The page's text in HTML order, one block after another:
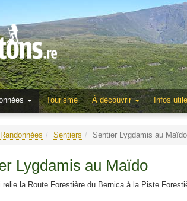
Tourisme À découvrir Infos
Randonnées Sentiers Sentier Lygdamis au Maïdo
Lygdamis au Maïdo
relie la Route Forestière du Bernica à la Piste